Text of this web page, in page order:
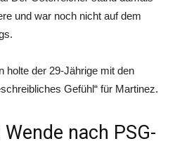
und war noch nicht auf dem
holte der 29-Jährige mit den
Gefühl“ für Martinez.
nach PSG-